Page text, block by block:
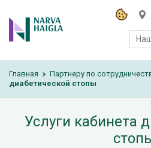
О БОЛЬНИЦЕ
ПАРТНЕРУ ПО
Главная Партнеру по
диабетической стопы
Услуги кабинета